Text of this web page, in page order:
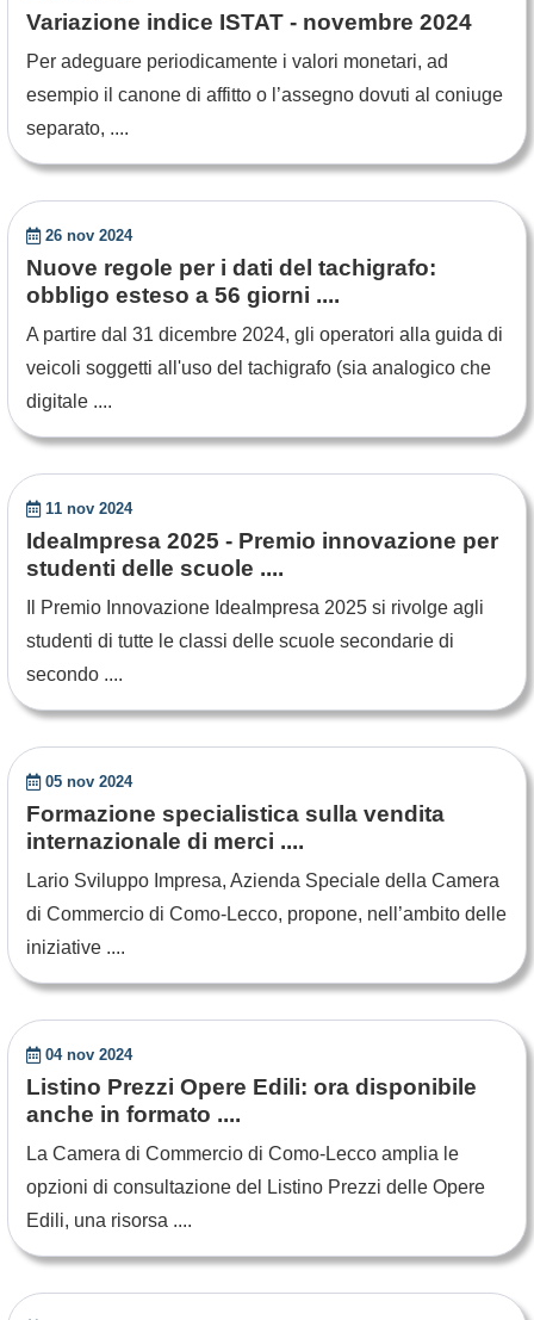
Variazione indice ISTAT - novembre 2024
Per adeguare periodicamente i valori monetari, ad
esempio il canone di affitto o l’assegno dovuti al coniuge
separato, ....
26 nov 2024
Nuove regole per i dati del tachigrafo:
obbligo esteso a 56 giorni ....
A partire dal 31 dicembre 2024, gli operatori alla guida di
veicoli soggetti all'uso del tachigrafo (sia analogico che
digitale ....
11 nov 2024
IdeaImpresa 2025 - Premio innovazione per
studenti delle scuole ....
Il Premio Innovazione IdeaImpresa 2025 si rivolge agli
studenti di tutte le classi delle scuole secondarie di
secondo ....
05 nov 2024
Formazione specialistica sulla vendita
internazionale di merci ....
Lario Sviluppo Impresa, Azienda Speciale della Camera
di Commercio di Como-Lecco, propone, nell’ambito delle
iniziative ....
04 nov 2024
Listino Prezzi Opere Edili: ora disponibile
anche in formato ....
La Camera di Commercio di Como-Lecco amplia le
opzioni di consultazione del Listino Prezzi delle Opere
Edili, una risorsa ....